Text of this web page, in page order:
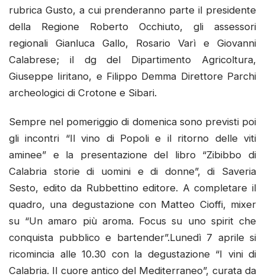
rubrica Gusto, a cui prenderanno parte il presidente
della Regione Roberto Occhiuto, gli assessori
regionali Gianluca Gallo, Rosario Varì e Giovanni
Calabrese; il dg del Dipartimento Agricoltura,
Giuseppe Iiritano, e Filippo Demma Direttore Parchi
archeologici di Crotone e Sibari.
Sempre nel pomeriggio di domenica sono previsti poi
gli incontri “Il vino di Popoli e il ritorno delle viti
aminee” e la presentazione del libro “Zibibbo di
Calabria storie di uomini e di donne”, di Saveria
Sesto, edito da Rubbettino editore. A completare il
quadro, una degustazione con Matteo Cioffi, mixer
su “Un amaro più aroma. Focus su uno spirit che
conquista pubblico e bartender”.Lunedì 7 aprile si
ricomincia alle 10.30 con la degustazione “I vini di
Calabria. Il cuore antico del Mediterraneo”, curata da